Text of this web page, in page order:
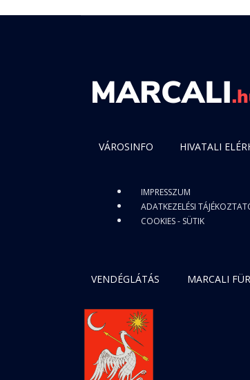
VÁROSINFO HIVATALI
IMPRESSZUM
ADATKEZELÉSI
COOKIES - SÜTIK
VENDÉGLÁTÁS MARCALI